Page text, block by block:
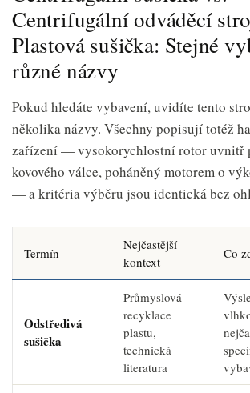
Centrifugální odváděcí
Plastová sušička: Stejné
různé názvy
Pokud hledáte vybavení, uvidíte tento
několika názvy. Všechny popisují totéž
zařízení — vysokorychlostní rotor uvnitř
kovového válce, poháněný motorem o
— a kritéria výběru jsou identická bez
Termín
Nejčastější
kontext
Co
Odstředivá
sušička
Průmyslová
recyklace
plastu,
technická
literatura